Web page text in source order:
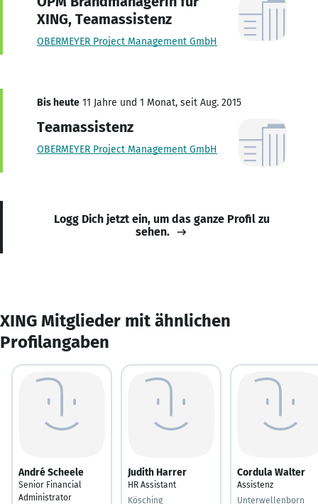
XING, Teamassistenz
OBERMEYER Project Management GmbH
Bis heute 11 Jahre und 1 Monat, seit Aug. 2015
Teamassistenz
OBERMEYER Project Management GmbH
Logg Dich jetzt ein, um das ganze Profil zu
sehen.
XING Mitglieder mit ähnlichen
Profilangaben
André Scheele
Senior Financial
Administrator
Judith Harrer
HR Assistant
Kösching
Cordula Walter
Assistenz
Unterwellenborn